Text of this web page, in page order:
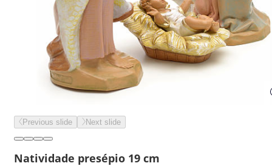
Previous slide Next slide
Natividade presépio 19 cm